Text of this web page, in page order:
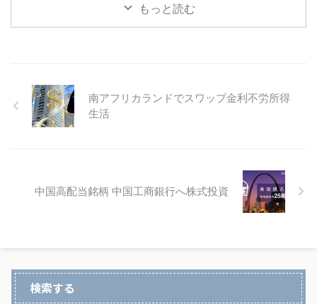
もっと読む
南アフリカランドでスワップ金利不労所得
生活
中国高配当銘柄 中国工商銀行へ株式投資
検索する